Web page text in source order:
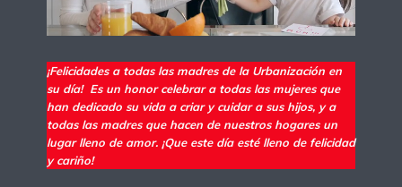
¡Felicidades a todas las madres de la Urbanización en
su día! Es un honor celebrar a todas las mujeres que
han dedicado su vida a criar y cuidar a sus hijos, y a
todas las madres que hacen de nuestros hogares un
lugar lleno de amor. ¡Que este día esté lleno de felicidad
y cariño!